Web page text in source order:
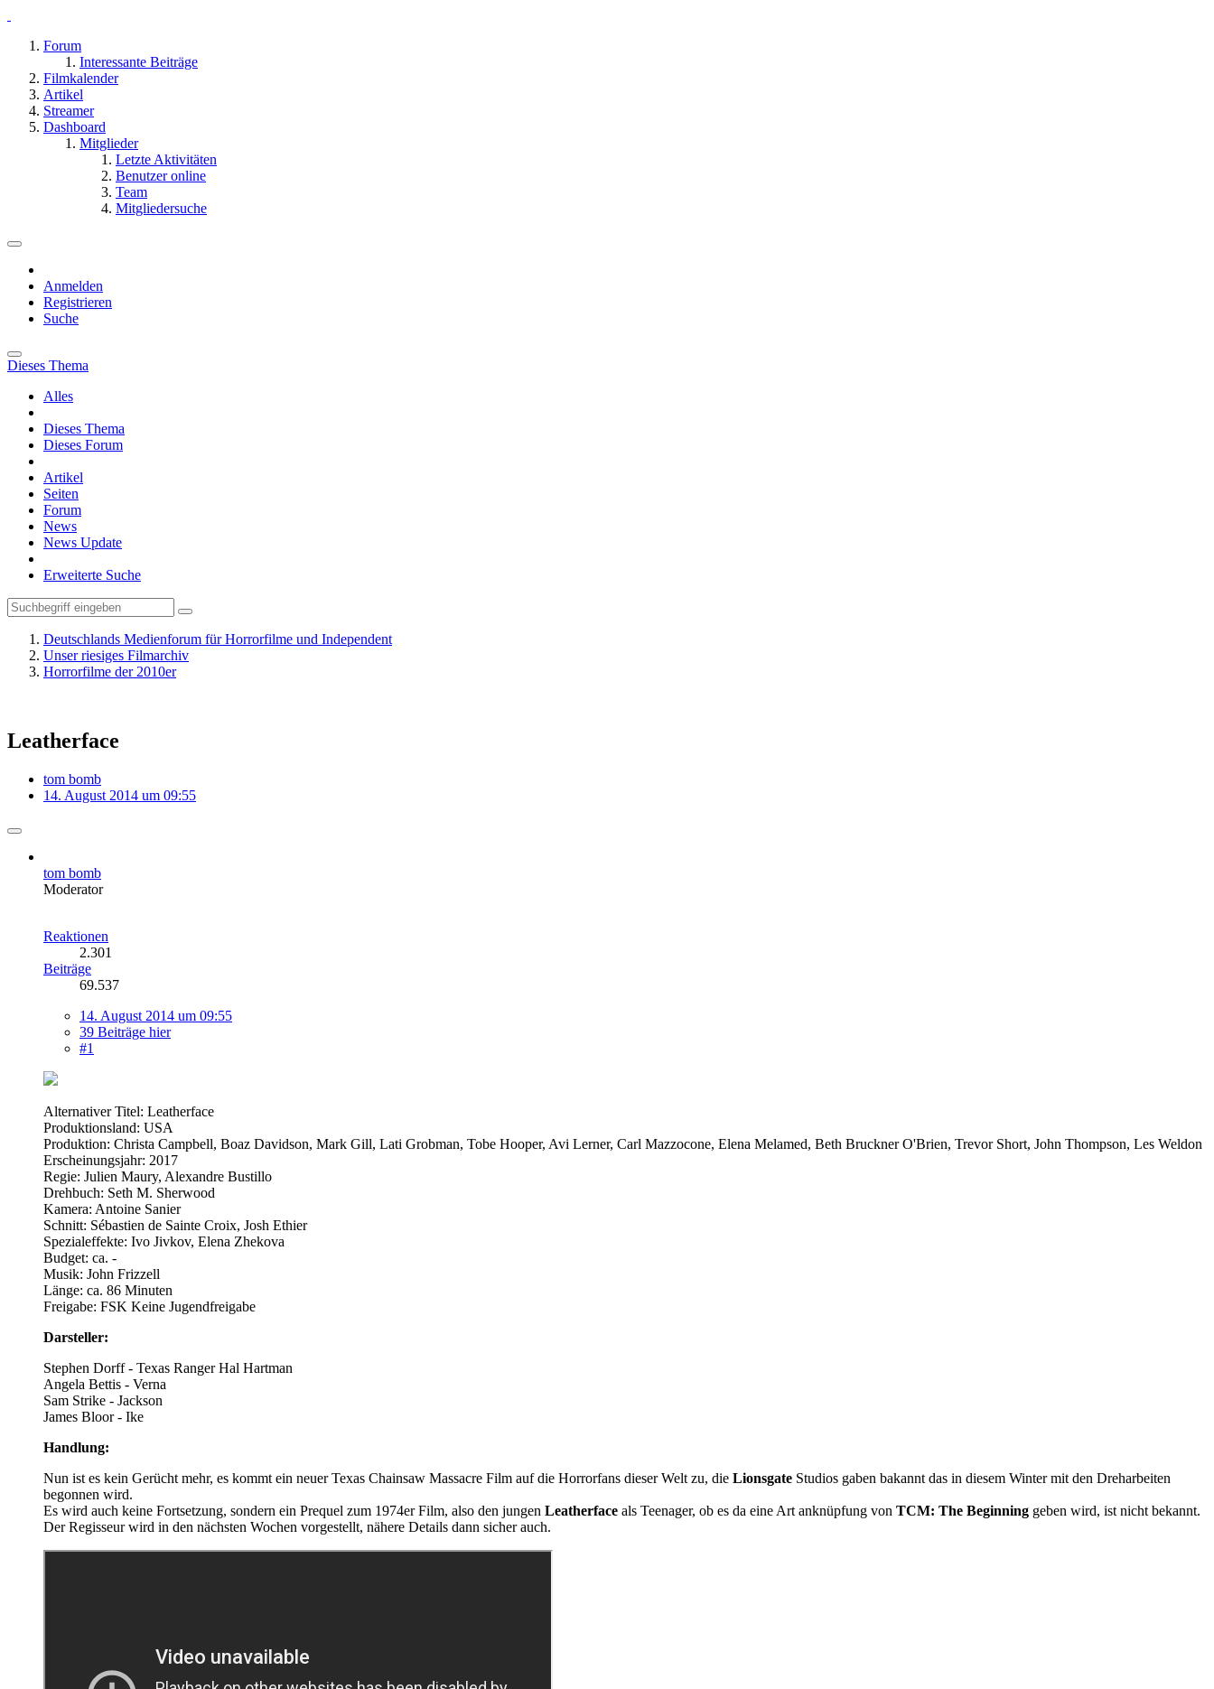
Forum
Interessante Beiträge
Filmkalender
Artikel
Streamer
Dashboard
Mitglieder
Letzte Aktivitäten
Benutzer online
Team
Mitgliedersuche
Anmelden
Registrieren
Suche
Dieses Thema
Alles
Dieses Thema
Dieses Forum
Artikel
Seiten
Forum
News
News Update
Erweiterte Suche
Deutschlands Medienforum für Horrorfilme und Independent
Unser riesiges Filmarchiv
Horrorfilme der 2010er
Leatherface
tom bomb
14. August 2014 um 09:55
tom bomb
Moderator
Reaktionen
2.301
Beiträge
69.537
14. August 2014 um 09:55
39 Beiträge hier
#1
Alternativer Titel: Leatherface
Produktionsland: USA
Produktion: Christa Campbell, Boaz Davidson, Mark Gill, Lati Grobman, Tobe Hooper, Avi Lerner, Carl Mazzocone, Elena Melamed, Beth Bruckner O'Brien, Trevor Short, John Thompson, Les Weldon
Erscheinungsjahr: 2017
Regie: Julien Maury, Alexandre Bustillo
Drehbuch: Seth M. Sherwood
Kamera: Antoine Sanier
Schnitt: Sébastien de Sainte Croix, Josh Ethier
Spezialeffekte: Ivo Jivkov, Elena Zhekova
Budget: ca. -
Musik: John Frizzell
Länge: ca. 86 Minuten
Freigabe: FSK Keine Jugendfreigabe
Darsteller:
Stephen Dorff - Texas Ranger Hal Hartman
Angela Bettis - Verna
Sam Strike - Jackson
James Bloor - Ike
Handlung:
Nun ist es kein Gerücht mehr, es kommt ein neuer Texas Chainsaw Massacre Film auf die Horrorfans dieser Welt zu, die Lionsgate Studios gaben bakannt das in diesem Winter mit den Dreharbeiten
begonnen wird.
Es wird auch keine Fortsetzung, sondern ein Prequel zum 1974er Film, also den jungen Leatherface als Teenager, ob es da eine Art anknüpfung von TCM: The Beginning geben wird, ist nicht bekannt.
Der Regisseur wird in den nächsten Wochen vorgestellt, nähere Details dann sicher auch.